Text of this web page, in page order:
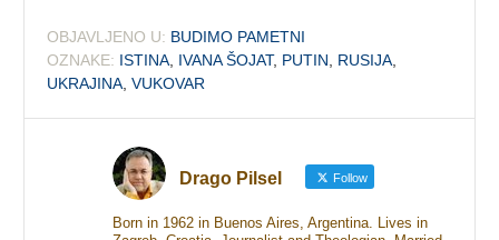
OBJAVLJENO U: BUDIMO PAMETNI
OZNAKE: ISTINA IVANA ŠOJAT, PUTIN RUSIJA
UKRAJINA ,VUKOVAR
Drago Pilsel Follow
Born in 1962 in Buenos Aires, Argentina. Lives in